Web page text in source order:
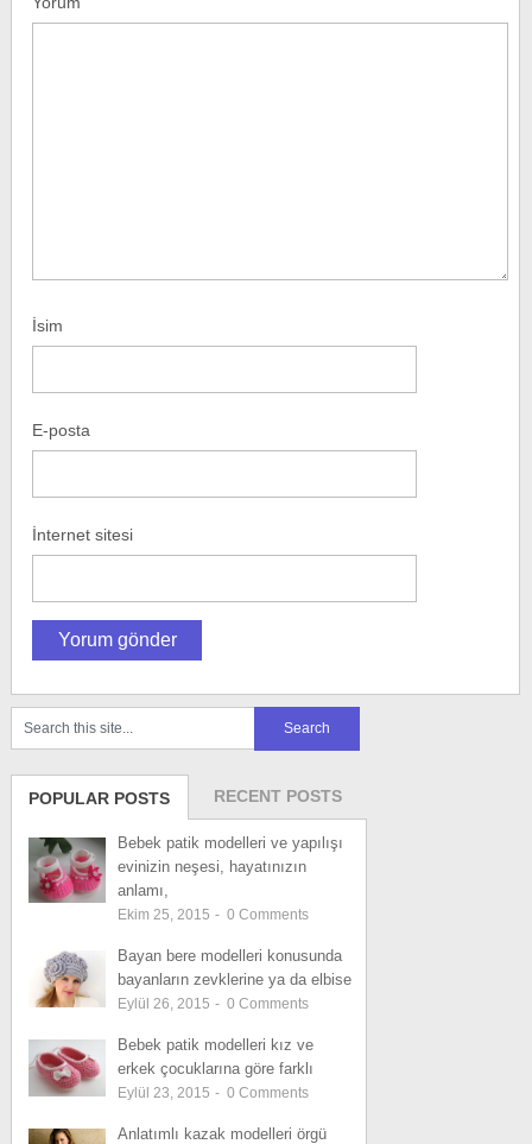
İsim
E-posta
İnternet sitesi
POPULAR POSTS RECENT POSTS
Bebek patik modelleri ve yapılışı
evinizin neşesi, hayatınızın
anlamı,
Ekim 25, 2015 - 0 Comments
Bayan bere modelleri konusunda
bayanların zevklerine ya da elbise
Eylül 26, 2015 - 0 Comments
Bebek patik modelleri kız ve
erkek çocuklarına göre farklı
Eylül 23, 2015 - 0 Comments
Anlatımlı kazak modelleri örgü